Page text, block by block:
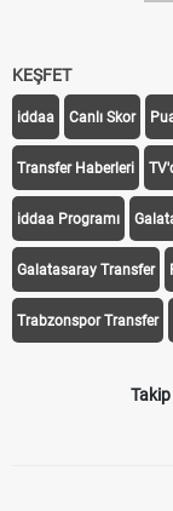
KEŞFET
iddaa Canlı Skor
Transfer Haberleri
iddaa Programı
Galatasaray Transfer
Trabzonspor Transfer
Takip